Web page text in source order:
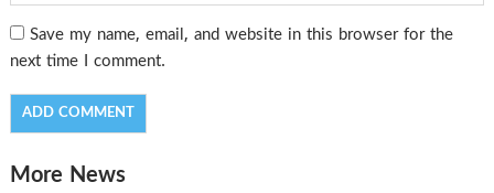
Save my name, email, and website in this browser for the
next time I comment.
More News